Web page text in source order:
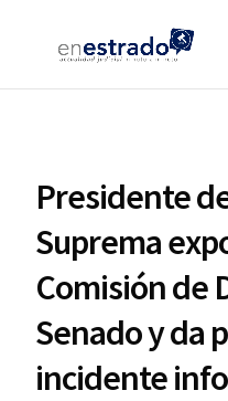
Presidente
Suprema
Comisión de
Senado y da
incidente